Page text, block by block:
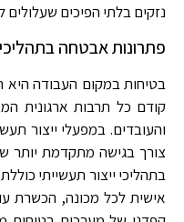
נזקים בלתי הפיכים
פתרונות אבטחה בתהליכי
בטיחות במקום העבודה
קודם כל תרבות ארגונית
והעובדים. במפעלי ייצור
צורך בגישה מתקדמת
בתהליכי ייצור תעשייתי
אישית לכל מכונה, הכשרת